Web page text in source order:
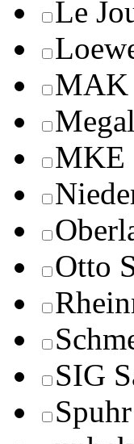
Le
MAK
MKE
Otto
SIG
Spuhr